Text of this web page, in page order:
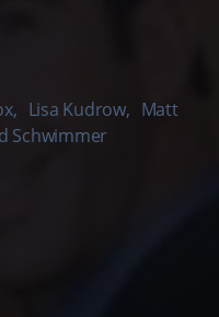
, Lisa Kudrow, Matt
Schwimmer